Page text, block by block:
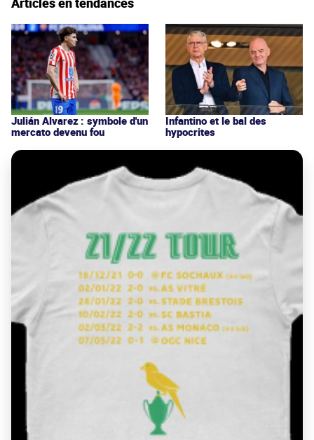
Julián Alvarez : symbole d'un
mercato devenu fou
Infantino et le bal des
hypocrites